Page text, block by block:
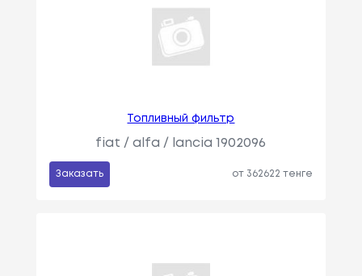
Топливный фильтр
fiat / alfa / lancia 1902096
Заказать от 362622 тенге